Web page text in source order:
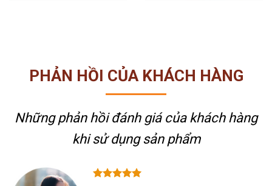
PHẢN HỒI CỦA KHÁCH HÀNG
Những phản hồi đánh giá của khách hàng
khi sử dụng sản phẩm